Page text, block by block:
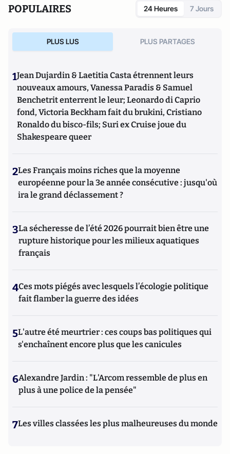
POPULAIRES 24 Heures 7 Jours
PLUS LUS PLUS PARTAGES
1Jean Dujardin & Laetitia Casta étrennent leurs
nouveaux amours, Vanessa Paradis & Samuel
Benchetrit enterrent le leur; Leonardo di Caprio
fond, Victoria Beckham fait du brukini, Cristiano
Ronaldo du bisco-fils; Suri ex Cruise joue du
Shakespeare queer
2Les Français moins riches que la moyenne
européenne pour la 3e année consécutive : jusqu'où
ira le grand déclassement ?
3La sécheresse de l’été 2026 pourrait bien être une
rupture historique pour les milieux aquatiques
français
4Ces mots piégés avec lesquels l’écologie politique
fait flamber la guerre des idées
5L'autre été meurtrier : ces coups bas politiques qui
s'enchaînent encore plus que les canicules
6Alexandre Jardin : "L'Arcom ressemble de plus en
plus à une police de la pensée"
7Les villes classées les plus malheureuses du monde